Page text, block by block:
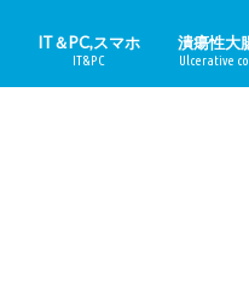
IT＆PC,スマホ
IT&PC
潰瘍性大
Ulcerative